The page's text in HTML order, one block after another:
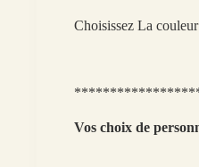
Choisissez La
Vos choix de